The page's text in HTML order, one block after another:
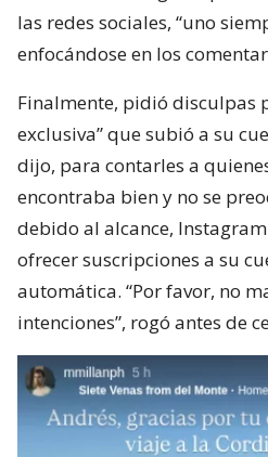
las redes sociales, “uno
enfocándose en los
Finalmente, pidió disculpas
exclusiva” que subió a su
dijo, para contarles a
encontraba bien y no se
debido al alcance,
ofrecer suscripciones a su
automática. “Por favor, no
intenciones”, rogó antes de